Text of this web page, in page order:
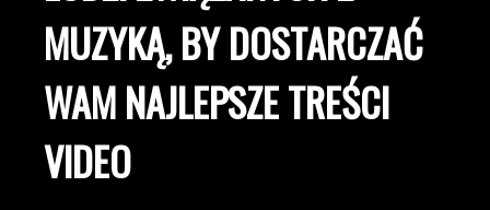
MUZYKĄ, BY DOSTARCZAĆ
WAM NAJLEPSZE TREŚCI
VIDEO